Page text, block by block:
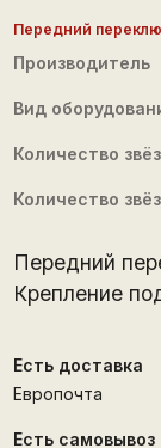
Передний
Производитель
Вид
Количество
Количество
Передний
Крепление
Есть доставка
Европочта
Есть самовывоз